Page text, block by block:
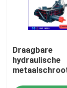
Draagbare
hydraulische